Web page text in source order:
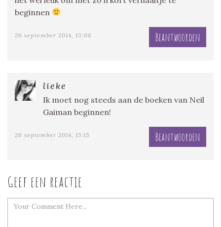
beginnen
26 september 2014, 13:08 Beantwoorden
lieke
Ik moet nog steeds aan de boeken van Neil
Gaiman beginnen!
26 september 2014, 15:15 Beantwoorden
Geef een reactie